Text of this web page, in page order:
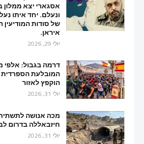
אסגארי יצא ממלון
ונעלם. יחד איתו
של סודות המודיעין
איראן.
יולי 29, 2026
דרמה בגבול: אלפי
המובלעת
הוקפץ לאזור
יולי 31, 2026
מכה אנושה
חיזבאללה בדרום
יולי 31, 2026